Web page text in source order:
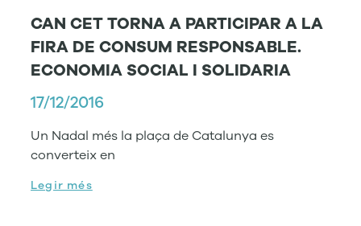
CAN CET TORNA A PARTICIPAR A LA
FIRA DE CONSUM RESPONSABLE.
ECONOMIA SOCIAL I SOLIDARIA
17/12/2016
Un Nadal més la plaça de Catalunya es
converteix en
Legir més